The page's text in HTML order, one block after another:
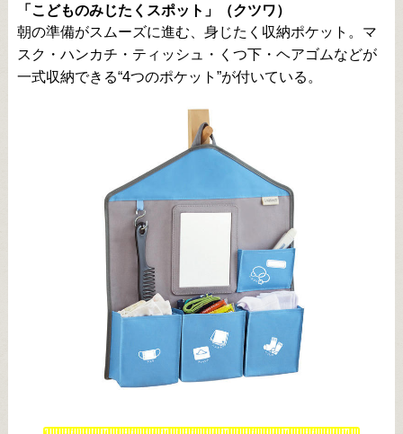
「こどものみじたくスポット」（クツワ）
朝の準備がスムーズに進む、身じたく収納ポケット。マ
スク・ハンカチ・ティッシュ・くつ下・ヘアゴムなどが
一式収納できる“4つのポケット”が付いている。